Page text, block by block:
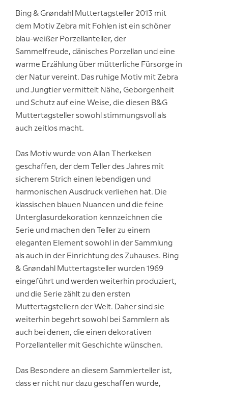
Bing & Grøndahl Muttertagsteller 2013 mit
dem Motiv Zebra mit Fohlen ist ein schöner
blau-weißer Porzellanteller, der
Sammelfreude, dänisches Porzellan und eine
warme Erzählung über mütterliche Fürsorge in
der Natur vereint. Das ruhige Motiv mit Zebra
und Jungtier vermittelt Nähe, Geborgenheit
und Schutz auf eine Weise, die diesen B&G
Muttertagsteller sowohl stimmungsvoll als
auch zeitlos macht.
Das Motiv wurde von Allan Therkelsen
geschaffen, der dem Teller des Jahres mit
sicherem Strich einen lebendigen und
harmonischen Ausdruck verliehen hat. Die
klassischen blauen Nuancen und die feine
Unterglasurdekoration kennzeichnen die
Serie und machen den Teller zu einem
eleganten Element sowohl in der Sammlung
als auch in der Einrichtung des Zuhauses. Bing
& Grøndahl Muttertagsteller wurden 1969
eingeführt und werden weiterhin produziert,
und die Serie zählt zu den ersten
Muttertagstellern der Welt. Daher sind sie
weiterhin begehrt sowohl bei Sammlern als
auch bei denen, die einen dekorativen
Porzellanteller mit Geschichte wünschen.
Das Besondere an diesem Sammlerteller ist,
dass er nicht nur dazu geschaffen wurde,